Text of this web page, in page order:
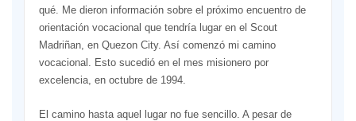
qué. Me dieron información sobre el próximo encuentro de
orientación vocacional que tendría lugar en el Scout
Madriñan, en Quezon City. Así comenzó mi camino
vocacional. Esto sucedió en el mes misionero por
excelencia, en octubre de 1994.
El camino hasta aquel lugar no fue sencillo. A pesar de